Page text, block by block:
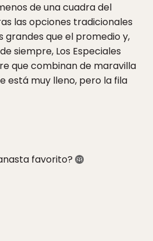
de una cuadra del
las opciones tradicionales
que el promedio y,
siempre, Los Especiales
que combinan de maravilla
está muy lleno, pero la fila
favorito?